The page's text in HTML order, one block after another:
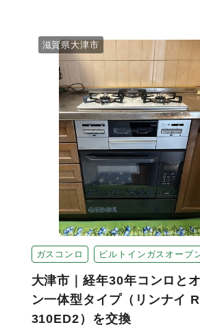
ガスコンロ ビルトインガスオーブ
滋賀県大津市
大津市｜経年30年コンロと
ン一体型タイプ（リンナイ
310ED2）を交換